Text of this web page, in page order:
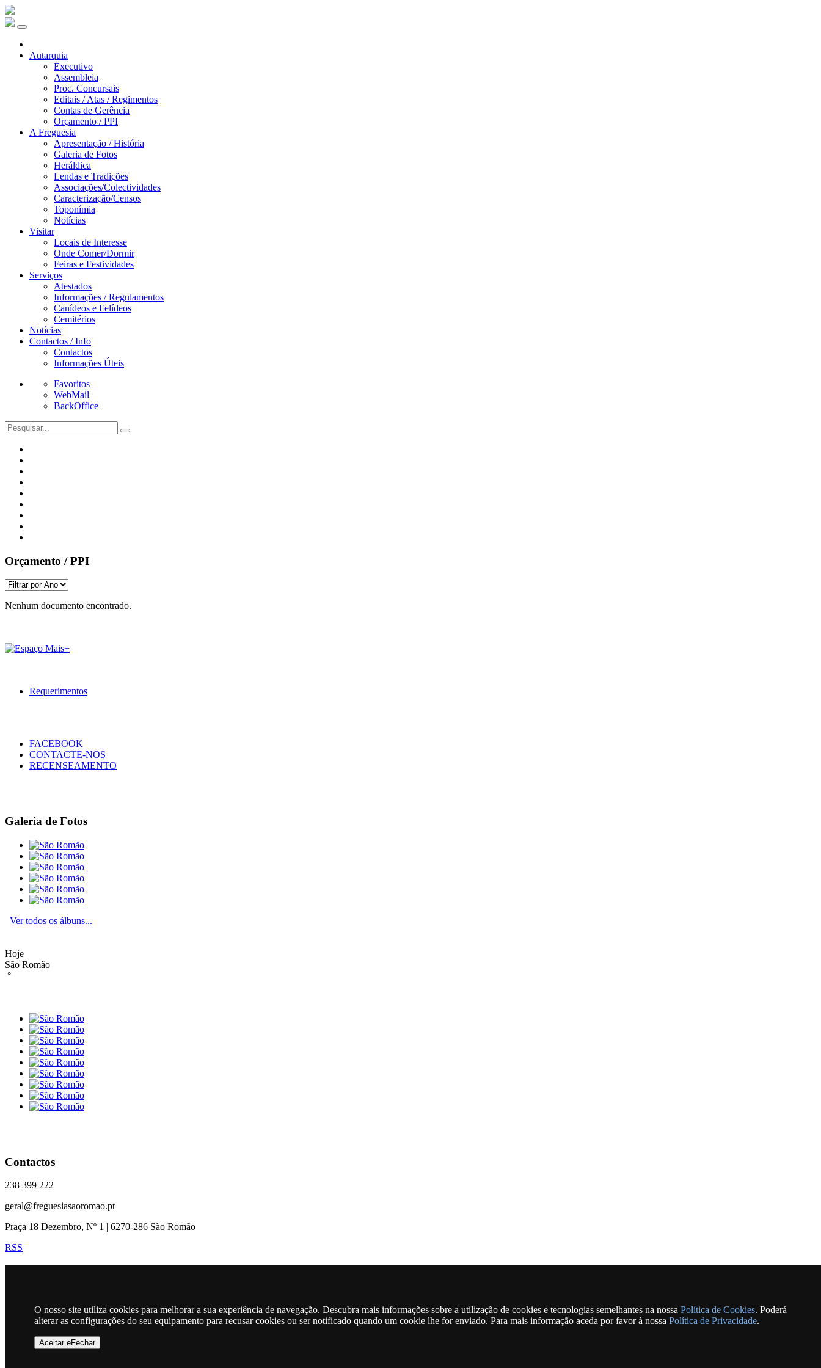
O nosso site utiliza cookies para melhorar a sua experiência de navegação. Descubra mais informações sobre a utilização de cookies e tecnologias semelhantes na nossa Política de Cookies. Poderá
alterar as configurações do seu equipamento para recusar cookies ou ser notificado quando um cookie lhe for enviado. Para mais informação aceda por favor à nossa Política de Privacidade.
Aceitar eFechar
Autarquia
Executivo
Assembleia
Proc. Concursais
Editais / Atas / Regimentos
Contas de Gerência
Orçamento / PPI
A Freguesia
Apresentação / História
Galeria de Fotos
Heráldica
Lendas e Tradições
Associações/Colectividades
Caracterização/Censos
Toponímia
Notícias
Visitar
Locais de Interesse
Onde Comer/Dormir
Feiras e Festividades
Serviços
Atestados
Informações / Regulamentos
Canídeos e Felídeos
Cemitérios
Notícias
Contactos / Info
Contactos
Informações Úteis
Favoritos
WebMail
BackOffice
Orçamento / PPI
Nenhum documento encontrado.
Requerimentos
FACEBOOK
CONTACTE-NOS
RECENSEAMENTO
Galeria de Fotos
Ver todos os álbuns...
Hoje
São Romão
°
Contactos
238 399 222
geral@freguesiasaoromao.pt
Praça 18 Dezembro, Nº 1 | 6270-286 São Romão
RSS
Mapa